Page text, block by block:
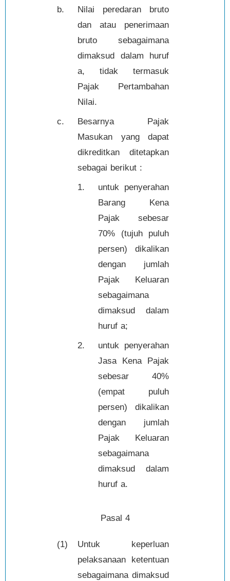
b.
Nilai peredaran bruto
dan atau penerimaan
bruto sebagaimana
dimaksud dalam huruf
a, tidak termasuk
Pajak Pertambahan
Nilai.
c.
Besarnya Pajak
Masukan yang dapat
dikreditkan ditetapkan
sebagai berikut :
1.
untuk penyerahan
Barang Kena
Pajak sebesar
70% (tujuh puluh
persen) dikalikan
dengan jumlah
Pajak Keluaran
sebagaimana
dimaksud dalam
huruf a;
2.
untuk penyerahan
Jasa Kena Pajak
sebesar 40%
(empat puluh
persen) dikalikan
dengan jumlah
Pajak Keluaran
sebagaimana
dimaksud dalam
huruf a.
Pasal 4
(1)
Untuk keperluan
pelaksanaan ketentuan
sebagaimana dimaksud